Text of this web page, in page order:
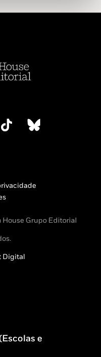
Grupo Editorial
Digital
e